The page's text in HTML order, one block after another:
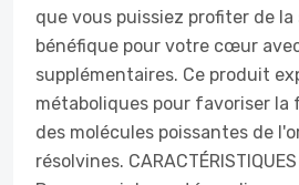
que vous puissiez profiter de
bénéfique pour votre cœur
supplémentaires. Ce produit
métaboliques pour favoriser
des molécules poissantes de
résolvines.